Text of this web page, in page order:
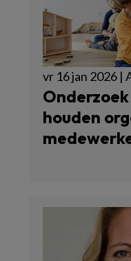
vr 16 jan 2026 |
houden